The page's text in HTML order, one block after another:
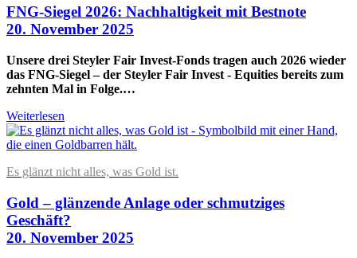
FNG-Siegel 2026: Nachhaltigkeit mit Bestnote
20. November 2025
Unsere drei Steyler Fair Invest-Fonds tragen auch 2026 wieder
das FNG-Siegel – der Steyler Fair Invest - Equities bereits zum
zehnten Mal in Folge.…
Weiterlesen
Es glänzt nicht alles, was Gold ist.
Gold – glänzende Anlage oder schmutziges
Geschäft?
20. November 2025